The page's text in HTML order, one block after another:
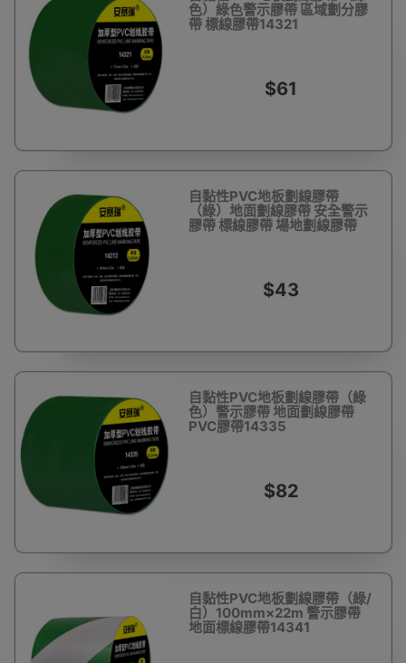
色）綠色警示膠帶 區域劃分膠
帶 標線膠帶14321
$61
自黏性PVC地板劃線膠帶
（綠）地面劃線膠帶 安全警示
膠帶 標線膠帶 場地劃線膠帶
$43
自黏性PVC地板劃線膠帶（綠
色）警示膠帶 地面劃線膠帶
PVC膠帶14335
$82
自黏性PVC地板劃線膠帶（綠/
白）100mm×22m 警示膠帶
地面標線膠帶14341